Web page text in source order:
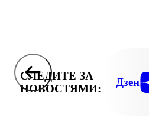
СЛЕДИТЕ ЗА
НОВОСТЯМИ:
Дзен